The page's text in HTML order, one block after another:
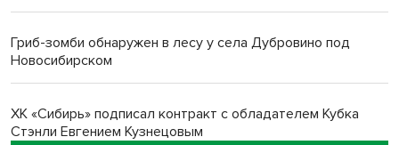
Гриб-зомби обнаружен в лесу у села Дубровино под
Новосибирском
ХК «Сибирь» подписал контракт с обладателем Кубка
Стэнли Евгением Кузнецовым